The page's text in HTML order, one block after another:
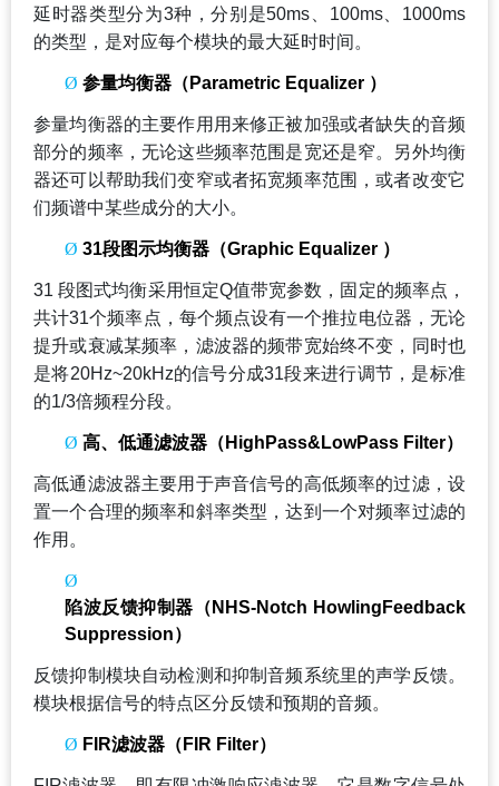
延时器类型分为3种，分别是50ms、100ms、1000ms
的类型，是对应每个模块的最大延时时间。
Ø 参量均衡器（Parametric Equalizer ）
参量均衡器的主要作用用来修正被加强或者缺失的音频
部分的频率，无论这些频率范围是宽还是窄。另外均衡
器还可以帮助我们变窄或者拓宽频率范围，或者改变它
们频谱中某些成分的大小。
Ø 31段图示均衡器（Graphic Equalizer ）
31段图式均衡采用恒定Q值带宽参数，固定的频率点，
共计31个频率点，每个频点设有一个推拉电位器，无论
提升或衰减某频率，滤波器的频带宽始终不变，同时也
是将20Hz~20kHz的信号分成31段来进行调节，是标准
的1/3倍频程分段。
Ø 高、低通滤波器（HighPass&LowPass Filter）
高低通滤波器主要用于声音信号的高低频率的过滤，设
置一个合理的频率和斜率类型，达到一个对频率过滤的
作用。
Ø
陷波反馈抑制器（NHS-Notch HowlingFeedback
Suppression）
反馈抑制模块自动检测和抑制音频系统里的声学反馈。
模块根据信号的特点区分反馈和预期的音频。
Ø FIR滤波器（FIR Filter）